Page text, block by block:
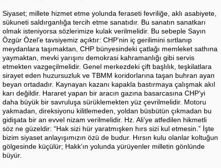
Siyaset; millete hizmet etme yolunda feraseti fevriliğe, aklı asabiyete,
sükuneti saldırganlığa tercih etme sanatıdır. Bu sanatın sanatkarı
olmak isteniyorsa sözlerimize kulak verilmelidir. Bu sebeple Sayın
Özgür Özel’e tavsiyemiz açıktır: CHP’nin iç gerilimini sırtlanıp
meydanlara taşımaktan, CHP bünyesindeki çatlağı memleket sathına
yaymaktan, mevki yarışını demokrasi kahramanlığı gibi servis
etmekten vazgeçilmelidir. Genel merkezdeki çift başlılık, teşkilatlara
sirayet eden huzursuzluk ve TBMM koridorlarına taşan buhran ayan
beyan ortadadır. Kaynayan kazanı kapakla bastırmaya çalışmak akıl
karı değildir. Hararet yapan bir aracın gazına basarcasına CHP’yi
daha büyük bir savruluşa sürüklemekten yüz çevrilmelidir. Motoru
yakmadan, direksiyonu kilitlemeden, yoldan büsbütün çıkmadan bu
gidişata bir an evvel nizam verilmelidir. Hz. Ali’ye atfedilen hikmetli
söz ne güzeldir: “Hak sizi hür yaratmışken hırs sizi kul etmesin.” İşte
bizim siyaset anlayışımızın özü de budur. Hırsın kulu olanlar koltuğun
gölgesinde küçülür; Hakk’ın yolunda yürüyenler milletin gönlünde
büyür.